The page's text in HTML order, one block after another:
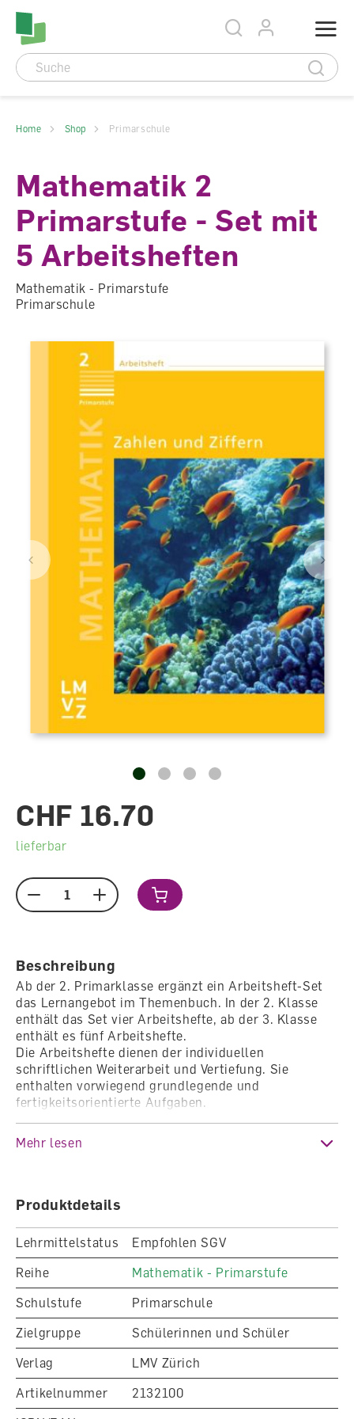
Accesskey Navigation
Seitenanfang
Direkt
Hauptnavigation
Direkt
zum
Hauptinhalt
Direkt
zum
Direkt
Home Shop Primarschule
Mathematik 2
Primarstufe - Set mit
5 Arbeitsheften
Mathematik - Primarstufe
Primarschule
CHF 16.70
lieferbar
Menge
Beschreibung
Ab der 2. Primarklasse ergänzt ein Arbeitsheft-Set
das Lernangebot im Themenbuch. In der 2. Klasse
enthält das Set vier Arbeitshefte, ab der 3. Klasse
enthält es fünf Arbeitshefte.
Die Arbeitshefte dienen der individuellen
schriftlichen Weiterarbeit und Vertiefung. Sie
enthalten vorwiegend grundlegende und
fertigkeitsorientierte Aufgaben.
Dieser Artikel enthält 4 Arbeitshefte zu den
folgenden Themen:
Plus und Minus
Mal und Durch
Erkunden und Messen
Die Lösungen zu den Arbeitsheften finden Sie im
Lehrwerkteil Lösungen.
Mehr lesen
Produktdetails
Lehrmittelstatus
Empfohlen SGV
Reihe
Mathematik - Primarstufe
Schulstufe
Primarschule
Zielgruppe
Schülerinnen und Schüler
Verlag
LMV Zürich
Artikelnummer
2132100